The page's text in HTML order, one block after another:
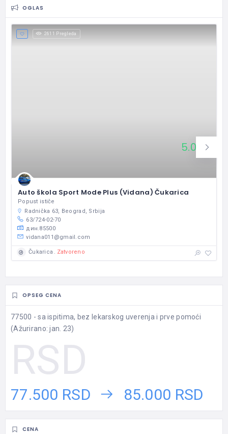
OGLAS
2611 Pregleda
5.0
Odlično
Auto škola Sport Mode Plus (Vidana) Čukarica
Popust ističe
Radnička 63, Beograd, Srbija
63/724-02-70
дин.85500
vidana011@gmail.com
Čukarica Zatvoreno
OPSEG CENA
77500 - sa ispitima, bez lekarskog uverenja i prve pomoći
(Ažurirano: jan. 23)
77.500 RSD 85.000 RSD
CENA